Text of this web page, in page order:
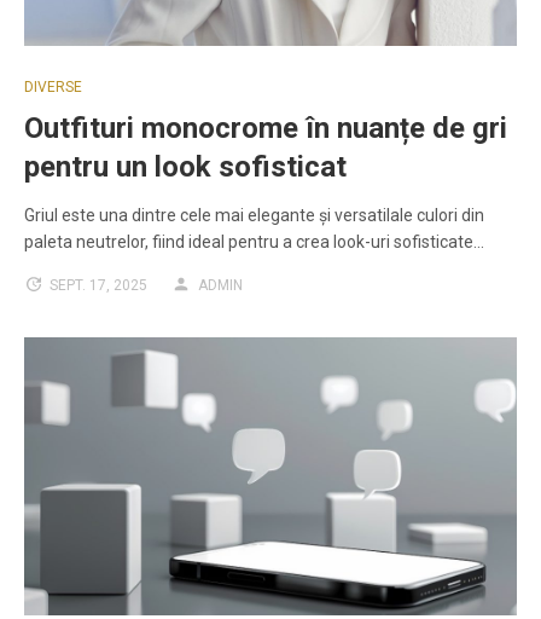
DIVERSE
Outfituri monocrome în nuanțe de gri
pentru un look sofisticat
Griul este una dintre cele mai elegante și versatilale culori din
paleta neutrelor, fiind ideal pentru a crea look-uri sofisticate…
SEPT. 17, 2025 ADMIN